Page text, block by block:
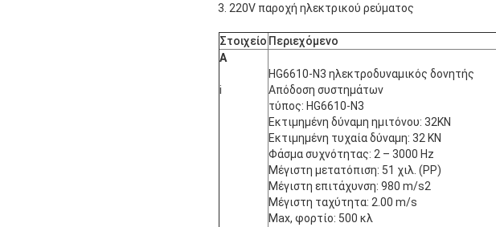
3. 220V παροχή ηλεκτρικού ρεύματος
Στοιχείο Περιεχόμενο
Α
ⅰ
HG6610-N3 ηλεκτροδυναμικός δονητής
Απόδοση συστημάτων
τύπος: HG6610-N3
Εκτιμημένη δύναμη ημιτόνου: 32KN
Εκτιμημένη τυχαία δύναμη: 32 KN
Φάσμα συχνότητας: 2 – 3000 Hz
Μέγιστη μετατόπιση: 51 χιλ. (PP)
Μέγιστη επιτάχυνση: 980 m/s2
Μέγιστη ταχύτητα: 2.00 m/s
Max, φορτίο: 500 κλ